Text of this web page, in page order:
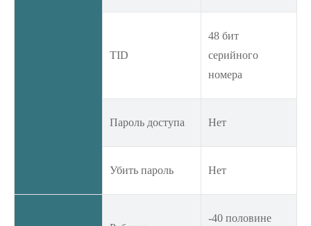
TID
48 бит
серийного
номера
Пароль доступа Нет
Убить пароль Нет
-40 половине